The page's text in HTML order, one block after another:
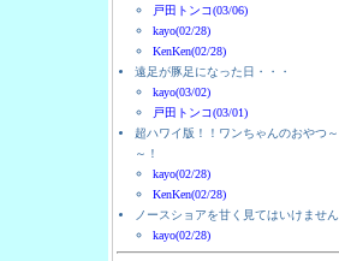
戸田トンコ(03/06)
kayo(02/28)
KenKen(02/28)
遠足が豚足になった日・・・
kayo(03/02)
戸田トンコ(03/01)
超ハワイ版！！ワンちゃんのおやつ～
～！
kayo(02/28)
KenKen(02/28)
ノースショアを甘く見てはいけません
kayo(02/28)